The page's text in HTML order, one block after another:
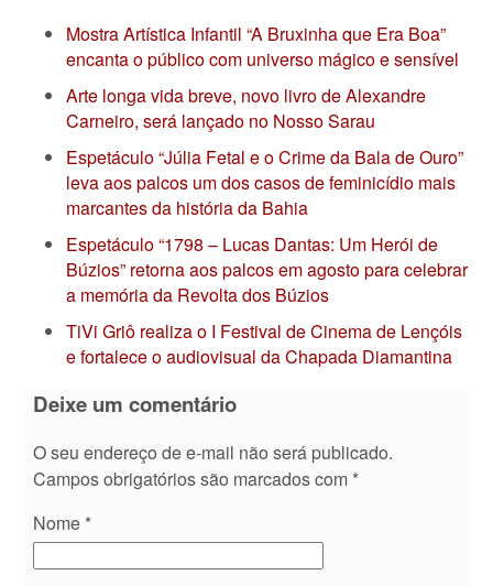
Mostra Artística Infantil “A Bruxinha que Era Boa”
encanta o público com universo mágico e sensível
Arte longa vida breve, novo livro de Alexandre
Carneiro, será lançado no Nosso Sarau
Espetáculo “Júlia Fetal e o Crime da Bala de Ouro”
leva aos palcos um dos casos de feminicídio mais
marcantes da história da Bahia
Espetáculo “1798 – Lucas Dantas: Um Herói de
Búzios” retorna aos palcos em agosto para celebrar
a memória da Revolta dos Búzios
TiVi Griô realiza o I Festival de Cinema de Lençóis
e fortalece o audiovisual da Chapada Diamantina
Deixe um comentário
O seu endereço de e-mail não será publicado.
Campos obrigatórios são marcados com *
Nome *